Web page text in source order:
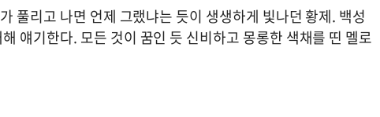
풀리고 나면 언제 그랬냐는 듯이 생생하게 빛나던 황제. 백성
얘기한다. 모든 것이 꿈인 듯 신비하고 몽롱한 색채를 띤 멜로